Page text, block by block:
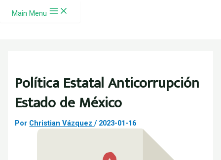
Ir al contenido
Main Menu
Política Estatal Anticorrupción
Estado de México
Por Christian Vázquez/ 2023-01-16